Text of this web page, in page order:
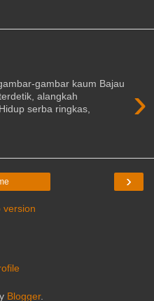
›
gambar kaum Bajau
alangkah
serba ringkas,
›
version
Blogger.